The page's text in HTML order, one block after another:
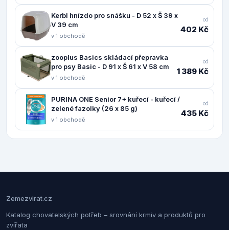
Kerbl hnízdo pro snášku - D 52 x Š 39 x
V 39 cm
v 1 obchodě
od
402 Kč
zooplus Basics skládací přepravka
pro psy Basic - D 91 x Š 61 x V 58 cm
v 1 obchodě
od
1 389 Kč
PURINA ONE Senior 7+ kuřecí - kuřecí /
zelené fazolky (26 x 85 g)
v 1 obchodě
od
435 Kč
Zemezvirat.cz
Katalog chovatelských potřeb – srovnání krmiv a produktů pro
zvířata